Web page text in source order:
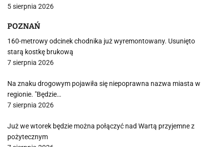
5 sierpnia 2026
POZNAŃ
160-metrowy odcinek chodnika już wyremontowany. Usunięto
starą kostkę brukową
7 sierpnia 2026
Na znaku drogowym pojawiła się niepoprawna nazwa miasta w
regionie. "Będzie…
7 sierpnia 2026
Już we wtorek będzie można połączyć nad Wartą przyjemne z
pożytecznym